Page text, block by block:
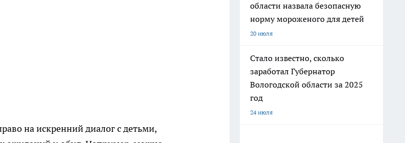
на искренний диалог с детьми,
области назвала безопасную
норму мороженого для детей
20 июля
Стало известно, сколько
заработал Губернатор
Вологодской области за 2025
год
24 июля